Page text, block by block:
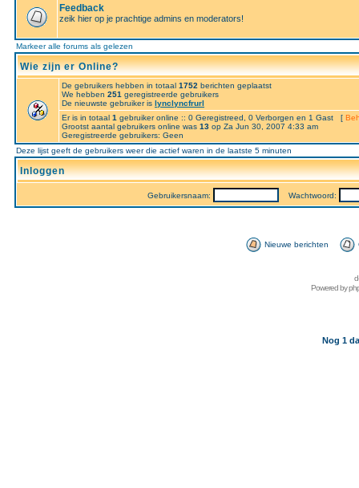
Feedback
zeik hier op je prachtige admins en moderators!
Markeer alle forums als gelezen
Wie zijn er Online?
De gebruikers hebben in totaal 1752 berichten geplaatst
We hebben 251 geregistreerde gebruikers
De nieuwste gebruiker is lynclyncfrurl
Er is in totaal 1 gebruiker online :: 0 Geregistreed, 0 Verborgen en 1 Gast [
Grootst aantal gebruikers online was 13 op Za Jun 30, 2007 4:33 am
Geregistreerde gebruikers: Geen
Deze lijst geeft de gebruikers weer die actief waren in de laatste 5 minuten
Inloggen
Gebruikersnaam: Wachtwoord:
Nieuwe berichten
Powered by
Nog 1